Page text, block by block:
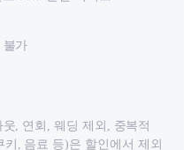
불가
, 연회, 웨딩 제외, 중복적
, 음료 등)은 할인에서 제외